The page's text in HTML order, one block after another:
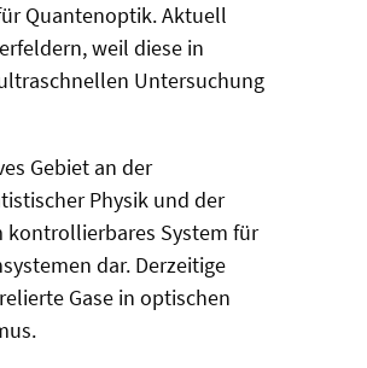
Quantenoptik. Aktuell
weil diese in
Untersuchung
Gebiet an der
Physik und der
kontrollierbares System für
dar. Derzeitige
Gase in optischen